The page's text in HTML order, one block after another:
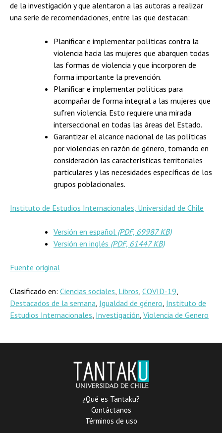
de la investigación y que alentaron a las autoras a realizar
una serie de recomendaciones, entre las que destacan:
Planificar e implementar políticas contra la
violencia hacia las mujeres que abarquen todas
las formas de violencia y que incorporen de
forma importante la prevención.
Planificar e implementar políticas para
acompañar de forma integral a las mujeres que
sufren violencia. Esto requiere una mirada
interseccional en todas las áreas del Estado.
Garantizar el alcance nacional de las políticas
por violencias en razón de género, tomando en
consideración las características territoriales
particulares y las necesidades específicas de los
grupos poblacionales.
Instituto de Estudios Internacionales, Universidad de Chile
Versión en español (PDF, 69987 KB)
Versión en inglés (PDF, 61447 KB)
Fuente original
Clasificado en: Ciencias sociales, Libros, COVID-19,
Destacados de la semana, Igualdad de género, Instituto de
Estudios Internacionales, Investigación, Violencia de Genero
¿Qué es Tantaku?
Contáctanos
Términos de uso